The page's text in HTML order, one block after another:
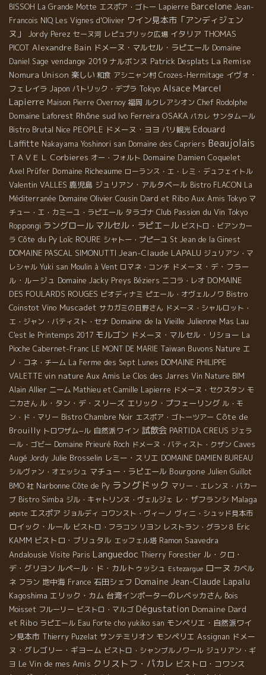
BISSOH La Grande Motte エスポア・ゴトー Lapierre Barcelone Jean-
Francois NIQ Les Vignes d'Olivier ワイン見本市「アンディジェン
ヌ」
Jordy Perez セーヌ河 レピュブリック広場 イタリア THOMAS
PICOT Alexandre Bain ドメーヌ・マルセル・ラピエール Domaine
Daniel Sage vendange 2019 ナルボンヌ Patrick Desplats La Remise
Nomura Unison 楽しい 和食 アシニャン村 Crozes-Hermitage イヴォ・
フェレイラ Japon パトリック・デプラ Tokyo Alsace Marcel
Lapierre Maison Pierre Overnoy 福岡 ルクレアシオン Chef Rodolphe
Domaine Laforest Rhône sud Ivo Ferreira OSAKA パカレ サンタムール
Bistro Brutal Nice PEOPLE ドメーヌ・ヨヨ パリ観光 Edouard
Laffitte Nakayama Yoshinori san Domaine des Capriers Beaujolais
ＴＡＶＥＬ Corbieres オー・フォルト Domaine Damien Coquelet
Axel Prüfer Domaine Richeaume ローランス・エ・レミ・デュフェイトル
Valentin VALLES 鹿児島 ジュリアン・アルタベール Bistro FLACON La
Méditerranée Domaine Olivier Cousin Dard et Ribo Aux Amis Tokyo マ
チュー・エ・カミーユ・ラピエール タラゴナ Club Passion du Vin Tokyo
Roppongi ラングロール マルセル・ラピエ－ル ビストロ・ビアンカー
ラ Côte du Py Loïc ROURE シャトー・プピーユ St Jean de la Ginest
DOMAINE PASCAL SIMONUTTI Jean-Claude LAPALU ジュリアン・マ
レシャル Yuki san Moulin à Vent ロマネ・コンチ ドメーヌ・デ・フラー
ル・ルージュ Domaine Jacky Preys Béziers ニコラ・レオ DOMAINE
DES FOULARDS ROUGES ビオディナミ ピエール・オヴェルノワ Bistro
Coinstot Vino Muscadet サカガミの日野さん ドメーヌ・シャルロット・
エ・ジャン・バティスト・セナ Domaine de la Vieille Julienne Mas Lau
C'est le Printemps 2017 モルゴン ドメーヌ・マルセル・リショー La
Pioche Cabernet-Franc LE MONT DE MARIE Taiwan Buvons Nature エ
ノ・コネ・チーム La Ferme des Sept Lunes DOMAINE PHILIPPE
VALETTE vin nature Aux Amis Le Clos des Jarres Vin Nature BIM
Alain Allier ニーム Mathieu et Camille Lapierre ドメーヌ・セクスタン モ
ニカさん ル・タン・デ・スリーズ エリック・プフェーリング ル・モ
ン・ド・マリー Bistro Chambre Noir エスポア・ゴトーツアー Côte de
Brouilly トロワザム−ル 自然派ワイン 試飲会 PARTIDA CREUS ジェラ
ール・ゴビー Domaine Prieuré Roch ドメーヌ・バティスト・クザン Caves
Augé Jordy Julie Brosselin レミー・スリエ DOMAINE DAMIEN BUREAU
シルヴァン・オエッシュ マチュー・ラピエール Bourgone Julien Guillot
BMO 社 Narbonne Côte de Py ラングドック マリー・エレンヌ・バカー
ブ Bistro Simba ジル・キャトリンヌ・ヴェルジェ レ・ザフランシ Malaga
pépite エスポア ジョルディ コワンスト・ヴィーノ ヴィニ・シュッド見本市
ロイック・ルール ビストロ・フラコン リヨン レストラン・グラン８ Eric
KAMM ビストロ・ブリュタル エッフェル塔 Ramon Saavedra
Andalousie Visite Paris Languedoc Thierry Forestier ル・クロ・
デ・グリヨン ルペール・ド・カルトゥッシュ Estezargue ローヌ カベル
ネ フラン 地中海 France 石田シェフ Domaine Jean-Claude Lapalu
Kagoshima エリック・カム 台湾インポーターのレベッカさん Bois
Moisset フルーリー ビストロ・マルゴ Dégustation Domaine Dard
et Ribo ラピエール Eau Forte cho yukiko san モンペリエ・自然派ワイ
ン見本市 Thierry Puzelat サンテミリオン モンペリエ Assignan ドメー
ヌ・グレゴリー・ギヨーム ビストロ・シャンブルノワール ジュリアン・ギ
ヨ Le Vin de mes Amis クリストフ・パカレ ビストロ・コワンス